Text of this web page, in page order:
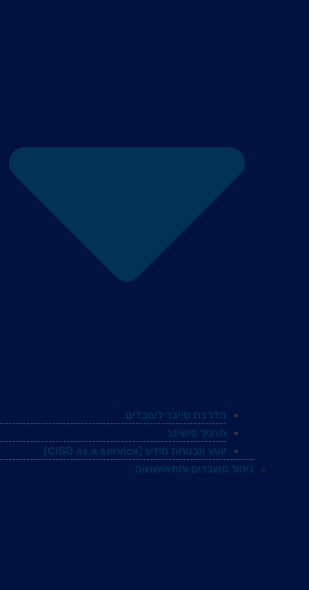
הדרכת סייבר לעובדים
תרגיל פישינג
יועץ אבטחת מידע (CISO as a service)
ניהול משברים והתאוששות